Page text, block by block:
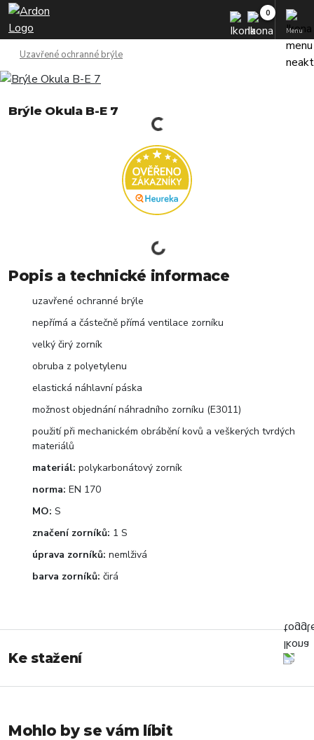
Menu
Uzavřené ochranné brýle
Brýle Okula B-E 7
Popis a technické informace
uzavřené ochranné brýle
nepřímá a částečně přímá ventilace zorníku
velký čirý zorník
obruba z polyetylenu
elastická náhlavní páska
možnost objednání náhradního zorníku (E3011)
použití při mechanickém obrábění kovů a veškerých tvrdých
materiálů
materiál: polykarbonátový zorník
norma: EN 170
MO: S
značení zorníků: 1 S
úprava zorníků: nemlživá
barva zorníků: čirá
Ke stažení
Mohlo by se vám líbit